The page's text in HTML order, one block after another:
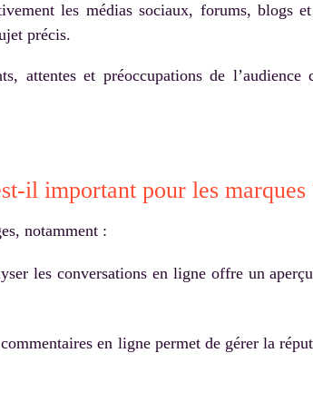
les médias sociaux, forums, blogs
précis.
attentes et préoccupations de
il important pour les marques
notamment :
les conversations en ligne offre un
en ligne permet de gérer la